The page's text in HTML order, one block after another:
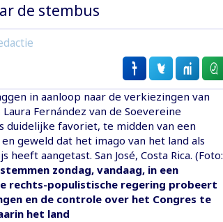
de stembus
in aanloop naar de verkiezingen van
Fernández van de Soevereine
duidelijke favoriet, te midden van een
geweld dat het imago van het land als
aangetast. San José, Costa Rica. (Foto:
zondag, vandaag, in een
rechts-populistische regering probeert
en de controle over het Congres te
het land